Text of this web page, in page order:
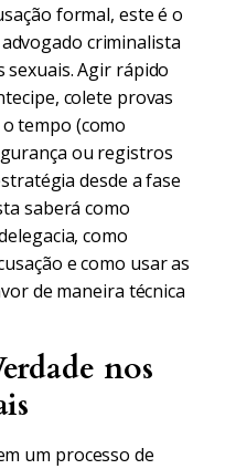
formal, este é o
criminalista
sexuais. Agir rápido
colete provas
tempo (como
ou registros
desde a fase
saberá como
como
e como usar as
de maneira técnica
nos
um processo de